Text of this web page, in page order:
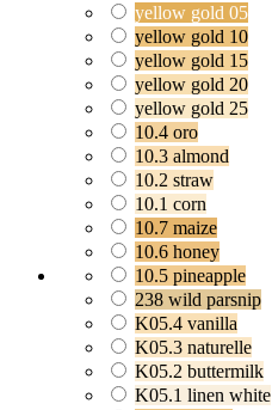
yellow gold 05
yellow gold 10
yellow gold 15
yellow gold 20
yellow gold 25
10.4 oro
10.3 almond
10.2 straw
10.1 corn
10.7 maize
10.6 honey
10.5 pineapple
238 wild parsnip
K05.4 vanilla
K05.3 naturelle
K05.2 buttermilk
K05.1 linen white